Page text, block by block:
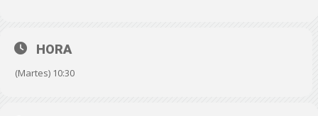
HORA
(Martes) 10:30